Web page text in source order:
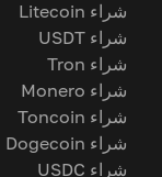
شراء Litecoin
شراء USDT
شراء Tron
شراء Monero
شراء Toncoin
شراء Dogecoin
شراء USDC